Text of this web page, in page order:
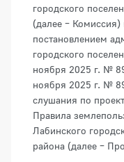
городского
(далее –
постановлением
городского
ноября 2025 г. №
ноября 2025 г. №
слушания по
Правила
Лабинского
района (далее –